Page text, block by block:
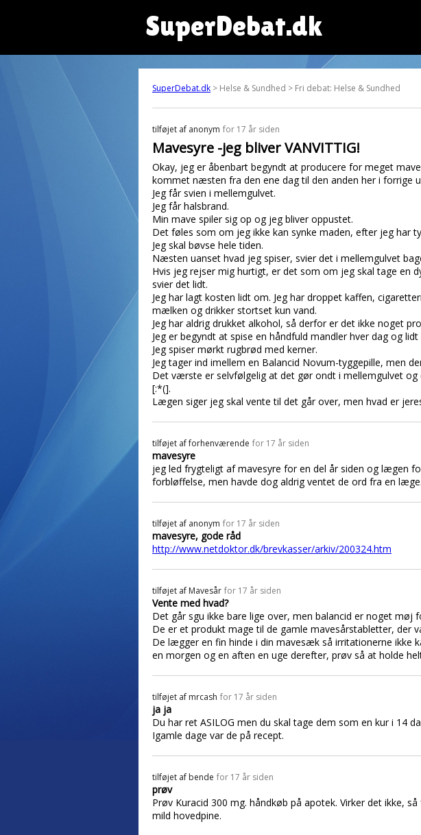
SuperDebat.dk
SuperDebat.dk > Helse & Sundhed > Fri debat: Helse & Sundhed
tilføjet af anonym for 17 år siden
Mavesyre -jeg bliver VANVITTIG!
Okay, jeg er åbenbart begyndt at producere for meget
kommet næsten fra den ene dag til den anden her i forrige
Jeg får svien i mellemgulvet.
Jeg får halsbrand.
Min mave spiler sig op og jeg bliver oppustet.
Det føles som om jeg ikke kan synke maden, efter jeg har
Jeg skal bøvse hele tiden.
Næsten uanset hvad jeg spiser, svier det i mellemgulvet
Hvis jeg rejser mig hurtigt, er det som om jeg skal tage en
svier det lidt.
Jeg har lagt kosten lidt om. Jeg har droppet kaffen,
mælken og drikker stortset kun vand.
Jeg har aldrig drukket alkohol, så derfor er det ikke noget
Jeg er begyndt at spise en håndfuld mandler hver dag og lidt
Jeg spiser mørkt rugbrød med kerner.
Jeg tager ind imellem en Balancid Novum-tyggepille, men
Det værste er selvfølgelig at det gør ondt i mellemgulvet
[:*(].
Lægen siger jeg skal vente til det går over, men hvad er
tilføjet afforhenværende for 17 år siden
mavesyre
jeg led frygteligt af mavesyre for en del år siden og lægen
forbløffelse, men havde dog aldrig ventet de ord fra en læge.
tilføjet af anonym for 17 år siden
mavesyre, gode råd
http://www.netdoktor.dk/brevkasser/arkiv/200324.htm
tilføjet af Mavesår for 17 år siden
Vente med hvad?
Det går sgu ikke bare lige over, men balancid er noget møj
De er et produkt mage til de gamle mavesårstabletter, der
De lægger en fin hinde i din mavesæk så irritationerne ikke
en morgen og en aften en uge derefter, prøv så at holde
tilføjet af mrcash for 17 år siden
ja ja
Du har ret ASILOG men du skal tage dem som en kur i 14
Igamle dage var de på recept.
tilføjet af bende for 17 år siden
prøv
Prøv Kuracid 300 mg. håndkøb på apotek. Virker det ikke,
mild hovedpine.